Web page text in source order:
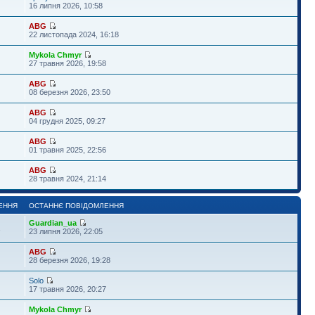
16 липня 2026, 10:58
ABG
22 листопада 2024, 16:18
Mykola Chmyr
27 травня 2026, 19:58
ABG
08 березня 2026, 23:50
ABG
04 грудня 2025, 09:27
ABG
01 травня 2025, 22:56
ABG
28 травня 2024, 21:14
ОСТАННЄ ПОВІДОМЛЕННЯ
Guardian_ua
23 липня 2026, 22:05
ABG
28 березня 2026, 19:28
Solo
17 травня 2026, 20:27
Mykola Chmyr